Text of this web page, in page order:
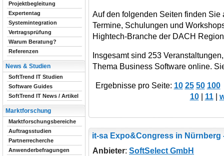
Auf den folgenden Seiten finden
Termine, Schulungen und
Hightech-Branche der DACH
Insgesamt sind 253
Thema Business Software online.
Ergebnisse pro Seite: 10 25 50 100
10| 11|
it-sa Expo&Congress in Nürnberg
Anbieter: SoftSelect GmbH
Projektbegleitung
Expertentag
Systemintegration
Vertragsprüfung
Warum Beratung?
Referenzen
News & Studien
SoftTrend IT Studien
Software Guides
SoftTrend IT News / Artikel
Marktforschung
Marktforschungsbereiche
Auftragsstudien
Partnerrecherche
Anwenderbefragungen